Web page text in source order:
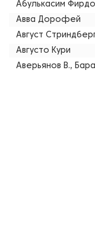
Абулькасим
Авва Дорофей
Август
Августо Кури
Аверьянов В.,